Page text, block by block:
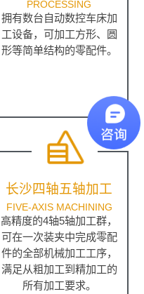
PROCESSING
拥有数台自动数控车床加
工设备，可加工方形、圆
形等简单结构的零配件。
长沙四轴五轴加工
FIVE-AXIS MACHINING
高精度的4轴5轴加工群，
可在一次装夹中完成零配
件的全部机械加工工序，
满足从粗加工到精加工的
所有加工要求。